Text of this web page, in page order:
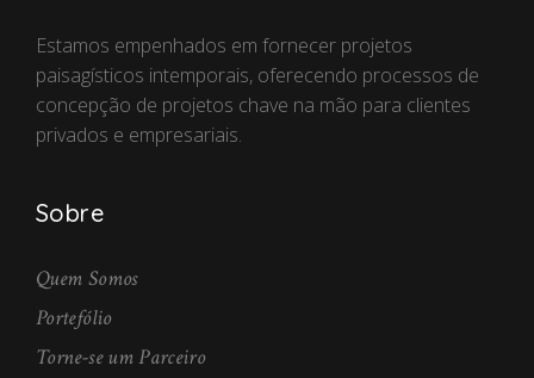
Estamos empenhados em fornecer projetos
paisagísticos intemporais, oferecendo processos de
concepção de projetos chave na mão para clientes
privados e empresariais.
Sobre
Quem Somos
Portefólio
Torne-se um Parceiro